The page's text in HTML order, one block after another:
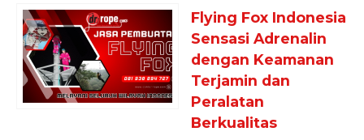
Flying Fox Indonesia
Sensasi Adrenalin
dengan Keamanan
Terjamin dan
Peralatan
Berkualitas